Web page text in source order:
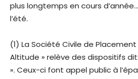
plus longtemps en cours
l’été.
(1) La Société Civile de Placement
Altitude » relève des dispositifs
». Ceux-ci font appel public à